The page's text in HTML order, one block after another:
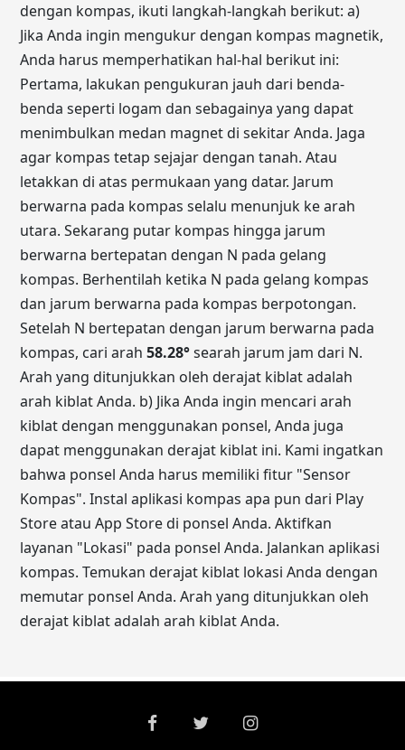
dengan kompas, ikuti langkah-langkah berikut: a)
Jika Anda ingin mengukur dengan kompas magnetik,
Anda harus memperhatikan hal-hal berikut ini:
Pertama, lakukan pengukuran jauh dari benda-
benda seperti logam dan sebagainya yang dapat
menimbulkan medan magnet di sekitar Anda. Jaga
agar kompas tetap sejajar dengan tanah. Atau
letakkan di atas permukaan yang datar. Jarum
berwarna pada kompas selalu menunjuk ke arah
utara. Sekarang putar kompas hingga jarum
berwarna bertepatan dengan N pada gelang
kompas. Berhentilah ketika N pada gelang kompas
dan jarum berwarna pada kompas berpotongan.
Setelah N bertepatan dengan jarum berwarna pada
kompas, cari arah58.28°searah jarum jam dari N.
Arah yang ditunjukkan oleh derajat kiblat adalah
arah kiblat Anda. b) Jika Anda ingin mencari arah
kiblat dengan menggunakan ponsel, Anda juga
dapat menggunakan derajat kiblat ini. Kami ingatkan
bahwa ponsel Anda harus memiliki fitur "Sensor
Kompas". Instal aplikasi kompas apa pun dari Play
Store atau App Store di ponsel Anda. Aktifkan
layanan "Lokasi" pada ponsel Anda. Jalankan aplikasi
kompas. Temukan derajat kiblat lokasi Anda dengan
memutar ponsel Anda. Arah yang ditunjukkan oleh
derajat kiblat adalah arah kiblat Anda.